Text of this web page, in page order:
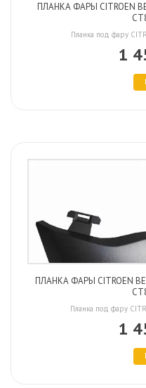
ПЛАНКА ФАРЫ CITROEN
Планка под фару
1
ПЛАНКА ФАРЫ CITROEN
Планка под фару
1